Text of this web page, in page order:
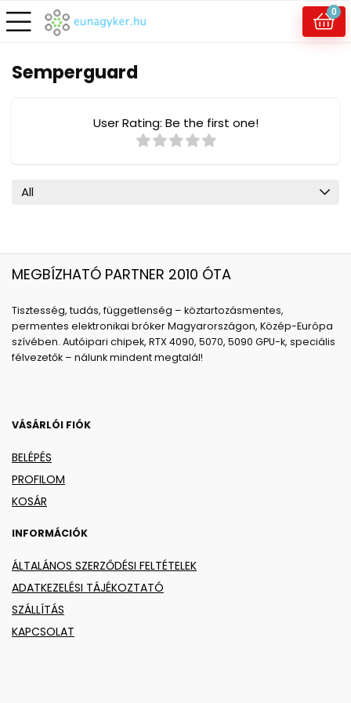
0
Semperguard
User Rating: Be the first one!
All
MEGBÍZHATÓ PARTNER 2010 ÓTA
Tisztesség, tudás, függetlenség – köztartozásmentes,
permentes elektronikai bróker Magyarországon, Közép-Európa
szívében. Autóipari chipek, RTX 4090, 5070, 5090 GPU-k, speciális
félvezetők – nálunk mindent megtalál!
VÁSÁRLÓI FIÓK
BELÉPÉS
PROFILOM
KOSÁR
INFORMÁCIÓK
ÁLTALÁNOS SZERZŐDÉSI FELTÉTELEK
ADATKEZELÉSI TÁJÉKOZTATÓ
SZÁLLÍTÁS
KAPCSOLAT